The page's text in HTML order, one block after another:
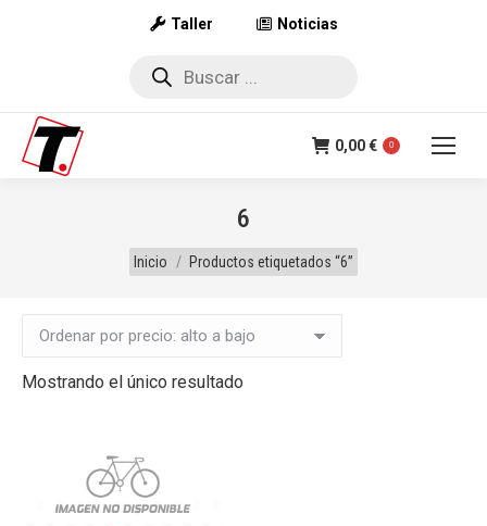
Taller Noticias
Búsqueda
0,00€ 0
6
Estás aquí:
Inicio Productos etiquetados “6”
Mostrando el único resultado